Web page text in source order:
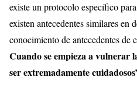
existe un protocolo específico
existen antecedentes similares en
conocimiento de antecedentes de
Cuando se empieza a vulnerar
ser extremadamente